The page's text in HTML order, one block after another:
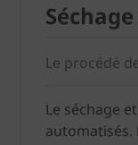
Le procédé
Le séchage
automatisés.